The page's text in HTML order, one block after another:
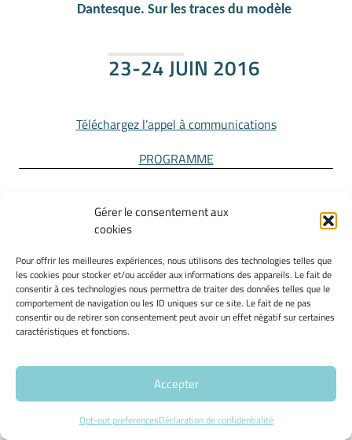
Gérer le consentement aux
cookies
Pour offrir les meilleures expériences, nous utilisons des technologies telles que
les cookies pour stocker et/ou accéder aux informations des appareils. Le fait de
consentir à ces technologies nous permettra de traiter des données telles que le
comportement de navigation ou les ID uniques sur ce site. Le fait de ne pas
consentir ou de retirer son consentement peut avoir un effet négatif sur certaines
caractéristiques et fonctions.
Accepter
Opt-out preferencesDéclaration de confidentialité
Dantesque. Sur les traces du modèle
23-24 JUIN 2016
Téléchargez l’appel à communications
PROGRAMME
Machines à voler les mots. Le rôle des
conception et la pratique du plagiat
17-18 MARS 2016
PROGRAMME